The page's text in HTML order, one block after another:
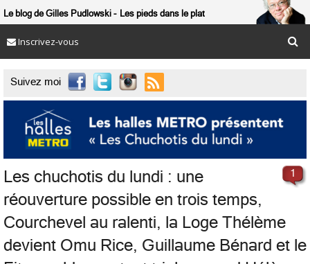
Le blog de Gilles Pudlowski Les pieds dans le plat
Inscrivez-vous
Suivez moi 
1
Les chuchotis du lundi : une
réouverture possible en trois temps,
Courchevel au ralenti, la Loge Thélème
devient Omu Rice, Guillaume Bénard et le